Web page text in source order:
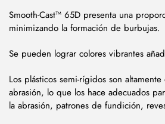
Smooth-Cast™ 65D presenta una
minimizando la formación de burbujas.
Se pueden lograr colores vibrantes
Los plásticos semi-rígidos son
abrasión, lo que los hace adecuados
la abrasión, patrones de fundición,